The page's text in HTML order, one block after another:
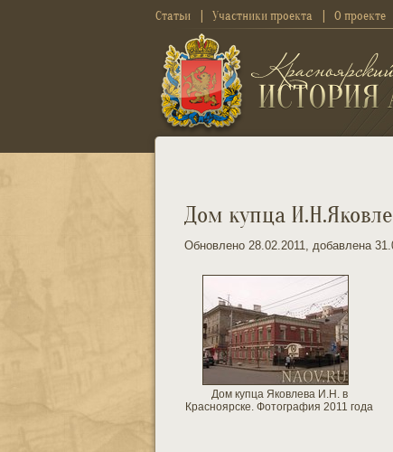
Статьи Участники проекта О проекте
Дом купца
Обновлено 28.02.2011, добавлена
Дом купца Яковлева И.Н. в
Красноярске. Фотография 2011 года